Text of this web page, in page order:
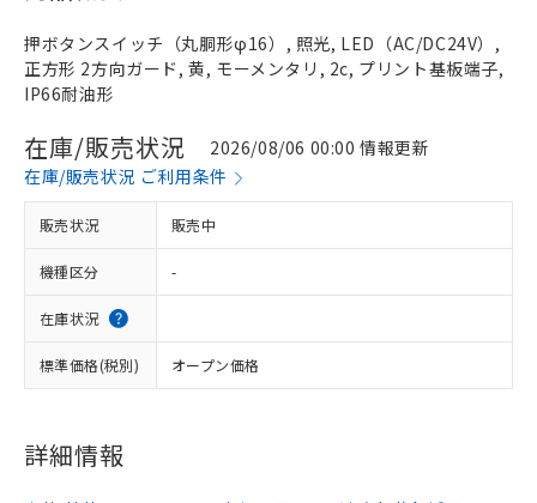
押ボタンスイッチ（丸胴形φ16）, 照光, LED（AC/DC24V）,
正方形 2方向ガード, 黄, モーメンタリ, 2c, プリント基板端子,
IP66耐油形
在庫/販売状況
2026/08/06 00:00 情報更新
在庫/販売状況 ご利用条件
販売状況 販売中
機種区分 -
在庫状況
標準価格(税別) オープン価格
詳細情報